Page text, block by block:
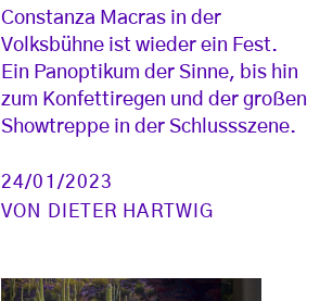
Constanza Macras in der
Volksbühne ist wieder ein Fest.
Ein Panoptikum der Sinne, bis hin
zum Konfettiregen und der großen
Showtreppe in der Schlussszene.
24/01/2023
VON
DIETER HARTWIG